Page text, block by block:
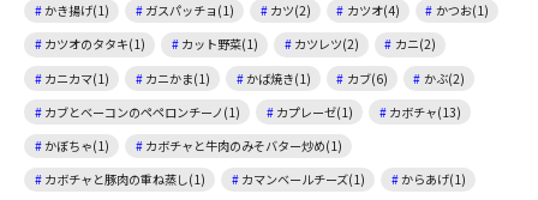
かき揚げ(1)
ガスパッチョ(1) カツ(2) カツオ(4)
かつお(1)
カツオのタタキ(1)
カット野菜(1) カツレツ(2)
カニ(2)
カニカマ(1)
カニかま(1) かば焼き(1) カブ(6)
かぶ(2)
カブとベーコンのペペロンチーノ(1)
カプレーゼ(1)
カボチャ(13)
かぼちゃ(1)
カボチャと牛肉のみそバター炒め(1)
カボチャと豚肉の重ね蒸し(1)
カマンベールチーズ(1)
からあげ(1)